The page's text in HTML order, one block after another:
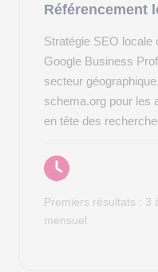
Référencement
Stratégie SEO locale
Google Business
secteur
schema.org pour les
en tête des
Premiers résultats : 3
mensuel